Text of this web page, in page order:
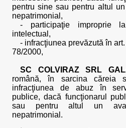
pentru sine sau pentru altul
nepatrimonial,
- participaţie improprie
intelectual,
- infracţiunea prevăzută în
78/2000,
SC COLVIRAZ SRL
română, în sarcina căreia
infracţiunea de abuz în
publice, dacă funcţionarul
sau pentru altul un
nepatrimonial.